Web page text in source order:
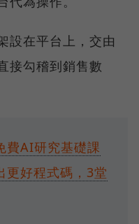
設在平台上，交由
接勾稽到銷售數
費AI研究基礎課
好程式碼，3堂